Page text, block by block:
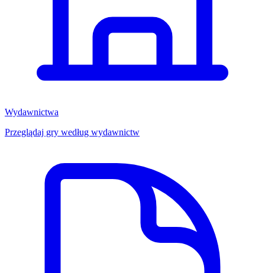
Wydawnictwa
Przeglądaj gry według wydawnictw